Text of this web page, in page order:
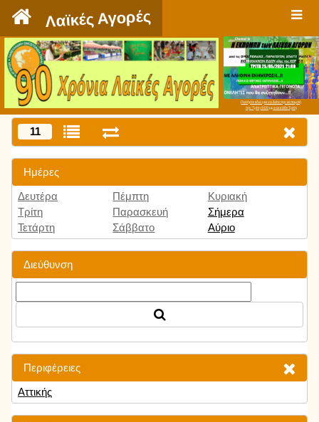
Λαϊκές Αγορές
Πατήστε εδώ για να δείτε την εκπομπή
την Τρίτη 9:00 μμ και κάθε Τρίτη
11
Ημέρες
Δευτέρα
Τρίτη
Τετάρτη
Πέμπτη
Παρασκευή
Σάββατο
Κυριακή
Σήμερα
Αύριο
Διεύθυνση
Περιφέρειες
Αττικής